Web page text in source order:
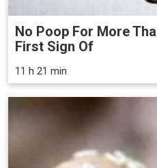
No Poop For More
First Sign Of
11 h 21 min